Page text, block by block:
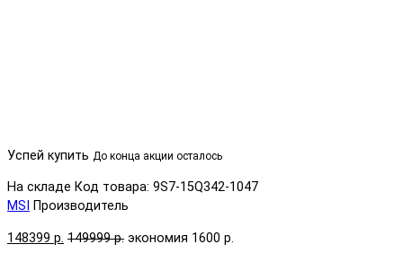
Успей купить До конца акции осталось
На складе Код товара: 9S7-15Q342-1047
MSI
Производитель
148399 р. 149999 р. экономия 1600 р.